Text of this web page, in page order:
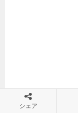
シェア